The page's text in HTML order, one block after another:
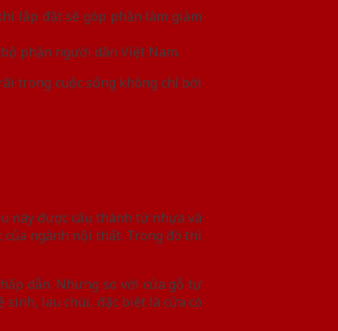
lắp đặt sẽ góp phần làm giảm
phận người dân Việt Nam.
trong cuộc sống không chỉ bời
này được cấu thành từ nhựa và
ngành nội thất. Trong đó thì
dẫn. Nhưng so với cửa gỗ tự
lau chùi, đặc biệt là cửa có